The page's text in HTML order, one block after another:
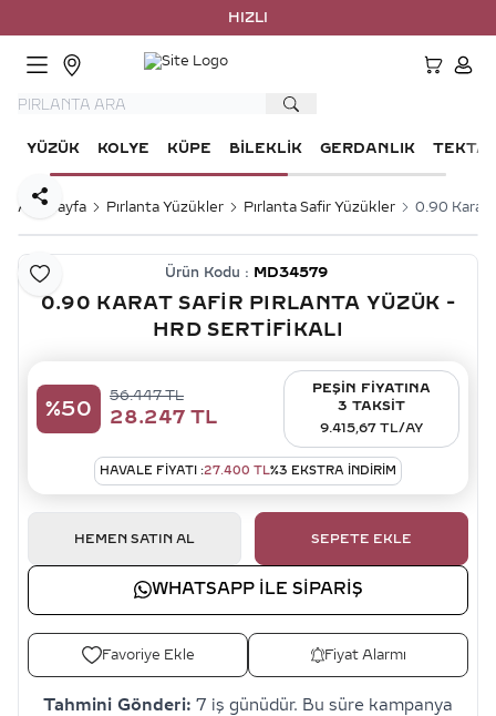
HIZLI KA
YÜZÜK KOLYE KÜPE BILEKLIK GERDANLIK TEKTAŞ
Ana Sayfa Pırlanta Yüzükler Pırlanta Safir Yüzükler 0.90 Karat
Favoriye Ekle
Paylaş
Ürün Kodu : MD34579
0.90 KARAT SAFIR PIRLANTA YÜZÜK -
HRD SERTIFIKALI
%50
56.447TL
28.247 TL
PEŞİN FİYATINA
3 TAKSİT
9.415,67 TL/AY
HAVALE FIYATI :27.400 TL%3 EKSTRA İNDİRİM
HEMEN SATIN AL SEPETE EKLE
WHATSAPP ILE SIPARIŞ
Favoriye Ekle Fiyat Alarmı
Tahmini Gönderi: 7 iş günüdür. Bu süre kampanya